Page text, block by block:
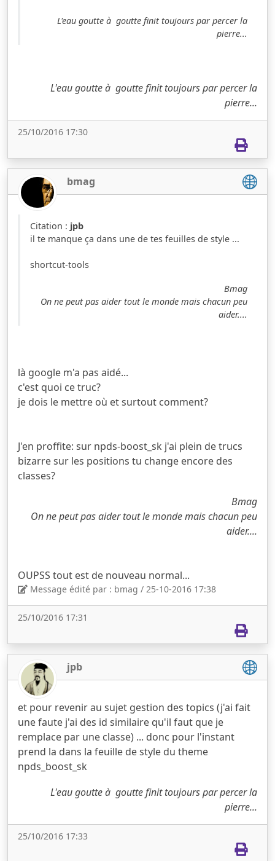
L'eau goutte à goutte finit toujours par percer la
pierre...
L'eau goutte à goutte finit toujours par percer la
pierre...
25/10/2016 17:30
bmag
Citation : jpb
il te manque ça dans une de tes feuilles de style ...
shortcut-tools
Bmag
On ne peut pas aider tout le monde mais chacun peu
aider....
là google m'a pas aidé...
c'est quoi ce truc?
je dois le mettre où et surtout comment?
J'en proffite: sur npds-boost_sk j'ai plein de trucs
bizarre sur les positions tu change encore des
classes?
Bmag
On ne peut pas aider tout le monde mais chacun peu
aider....
OUPSS tout est de nouveau normal...
Message édité par : bmag / 25-10-2016 17:38
25/10/2016 17:31
jpb
et pour revenir au sujet gestion des topics (j'ai fait
une faute j'ai des id similaire qu'il faut que je
remplace par une classe) ... donc pour l'instant
prend la dans la feuille de style du theme
npds_boost_sk
L'eau goutte à goutte finit toujours par percer la
pierre...
25/10/2016 17:33